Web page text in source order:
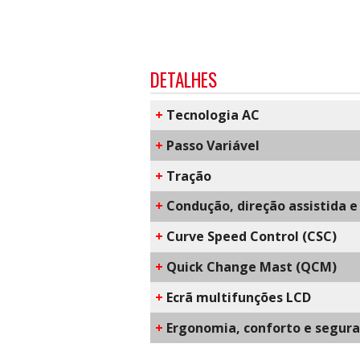
DETALHES
+ ​Tecnologia AC
+ Passo Variável
+ Tração
+ Condução, direção assistida
+ C​urve Speed Control​ (CSC)
+ Q​uick Change Mast​ (QCM)
+ Ecrã multifunções LCD
+ ​Ergonomia, conforto e